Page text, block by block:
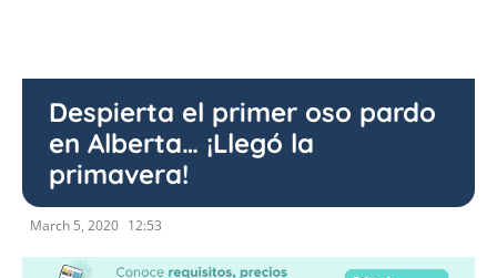
Despierta el primer oso pardo
en Alberta… ¡Llegó la
primavera!
March 5, 2020 12:53